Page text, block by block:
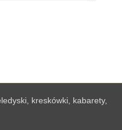
kreskówki, kabarety,